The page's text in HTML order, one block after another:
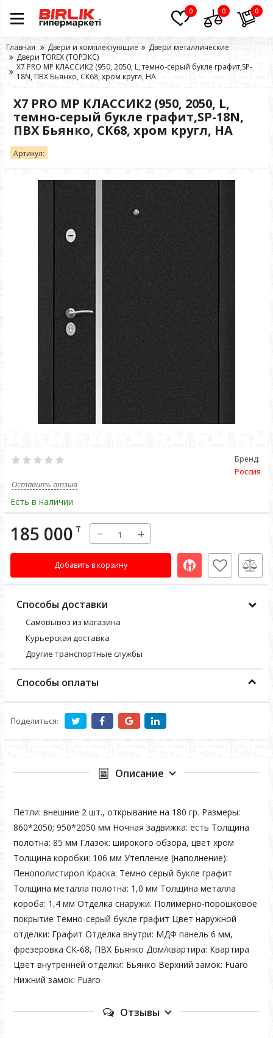
0 0 0
Главная Двери и комплектующие
Двери металлические
Двери TOREX (ТОРЭКС)
X7 PRO MP КЛАССИК2 (950, 2050, L, темно-серый букле графит,SP-
18N, ПВХ Бьянко, СК68, хром кругл, НА
X7 PRO MP КЛАССИК2 (950, 2050, L,
темно-серый букле графит,SP-18N,
ПВХ Бьянко, СК68, хром кругл, НА
Артикул:
Бренд:
Россия
Оставить отзыв
Есть в наличии
185 000 ₸ − +
Добавить в корзину
Способы доставки
Самовывоз из магазина
Курьерская доставка
Другие транспортные службы
Способы оплаты
Поделиться:
Описание
Петли: внешние 2 шт., открывание на 180 гр. Размеры:
860*2050; 950*2050 мм Ночная задвижка: есть Толщина
полотна: 85 мм Глазок: широкого обзора, цвет хром
Толщина коробки: 106 мм Утепление (наполнение):
Пенополистирол Краска: Темно серый букле графит
Толщина металла полотна: 1,0 мм Толщина металла
короба: 1,4 мм Отделка снаружи: Полимерно-порошковое
покрытие Тёмно-серый букле графит Цвет наружной
отделки: Графит Отделка внутри: МДФ панель 6 мм,
фрезеровка СК-68, ПВХ Бьянко Дом/квартира: Квартира
Цвет внутренней отделки: Бьянко Верхний замок: Fuaro
Нижний замок: Fuaro
Отзывы